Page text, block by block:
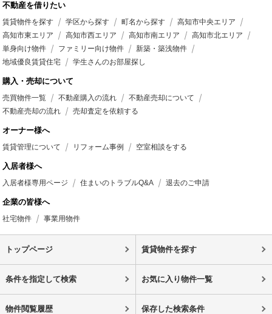
不動産を借りたい
賃貸物件を探す 学区から探す 町名から探す
高知市中央エリア
高知市東エリア
高知市西エリア 高知市南エリア
高知市北エリア
単身向け物件
ファミリー向け物件
新築・築浅物件
地域優良賃貸住宅
学生さんのお部屋探し
購入・売却について
売買物件一覧 不動産購入の流れ
不動産売却について
不動産売却の流れ
売却査定を依頼する
オーナー様へ
賃貸管理について リフォーム事例 空室相談をする
入居者様へ
入居者様専用ページ 住まいのトラブルQ&A 退去のご申請
企業の皆様へ
社宅物件 事業用物件
トップページ 賃貸物件を探す
条件を指定して検索 お気に入り物件一覧
物件閲覧履歴 保存した検索条件